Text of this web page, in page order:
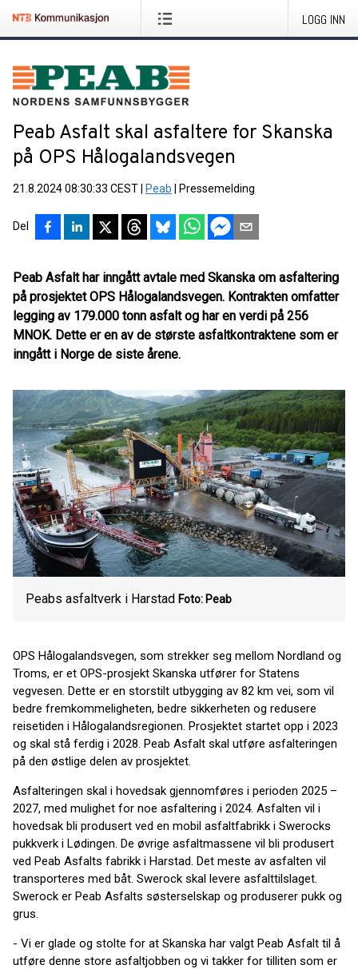
LOGG INN
Peab Asfalt skal asfaltere for Skanska
på OPS Hålogalandsvegen
21.8.2024 08:30:33 CEST Peab Pressemelding
Del
Peab Asfalt har inngått avtale med Skanska om asfaltering
på prosjektet OPS Hålogalandsvegen. Kontrakten omfatter
legging av 179.000 tonn asfalt og har en verdi på 256
MNOK. Dette er en av de største asfaltkontraktene som er
inngått i Norge de siste årene.
Peabs asfaltverk i Harstad Foto: Peab
OPS Hålogalandsvegen, som strekker seg mellom Nordland og
Troms, er et OPS-prosjekt Skanska utfører for Statens
vegvesen. Dette er en storstilt utbygging av 82 km vei, som vil
bedre fremkommeligheten, bedre sikkerheten og redusere
reisetiden i Hålogalandsregionen. Prosjektet startet opp i 2023
og skal stå ferdig i 2028. Peab Asfalt skal utføre asfalteringen
på den østlige delen av prosjektet.
Asfalteringen skal i hovedsak gjennomføres i perioden 2025 –
2027, med mulighet for noe asfaltering i 2024. Asfalten vil i
hovedsak bli produsert ved en mobil asfaltfabrikk i Swerocks
pukkverk i Lødingen. De øvrige asfaltmassene vil bli produsert
ved Peab Asfalts fabrikk i Harstad. Det meste av asfalten vil
transporteres med båt. Swerock skal levere asfalttilslaget.
Swerock er Peab Asfalts søsterselskap og produserer pukk og
grus.
- Vi er glade og stolte for at Skanska har valgt Peab Asfalt til å
utføre denne store asfaltjobben og vi takker for tilliten som er